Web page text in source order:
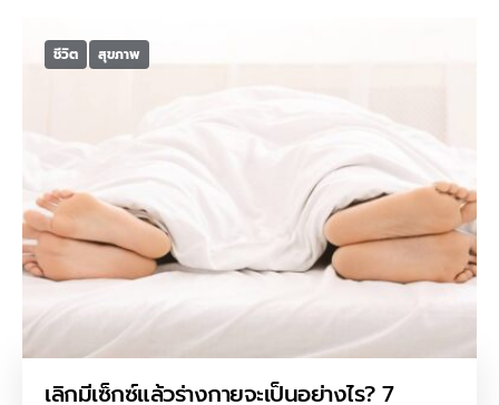
ชีวิต สุขภาพ
เลิกมีเซ็กซ์แล้วร่างกายจะเป็นอย่างไร? 7